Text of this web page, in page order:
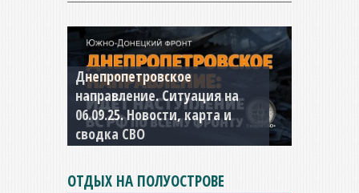
Днепропетровское
направление. Ситуация на
06.09.25. Новости, карта и
сводка СВО
Константиновское
направление. Ситуация на
04.09.25 Новости, карта и
сводка СВО
ОТДЫХ НА ПОЛУОСТРОВЕ